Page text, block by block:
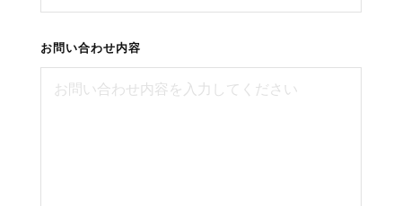
お問い合わせ内容